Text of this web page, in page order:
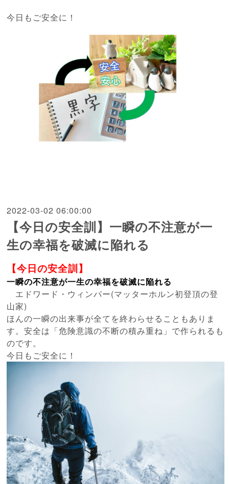
今日もご安全に！
2022-03-02 06:00:00
【今日の安全訓】一瞬の不注意が一
生の幸福を破滅に陥れる
【今日の安全訓】
一瞬の不注意が一生の幸福を破滅に陥れる
エドワード・ウィンパー(マッターホルン初登頂の登
山家)
ほんの一瞬の出来事が全てを終わらせることもありま
す。安全は「危険意識の不断の積み重ね」で作られるも
のです。
今日もご安全に！